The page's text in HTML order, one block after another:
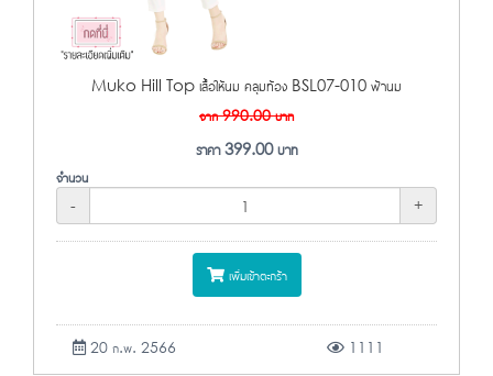
Muko Hill Top เสื้อให้นม คลุมท้อง BSL07-010 ฟ้านม
จาก990.00บาท
ราคา399.00บาท
จำนวน
-
+
เพิ่มเข้าตะกร้า
20 ก.พ. 2566 1111